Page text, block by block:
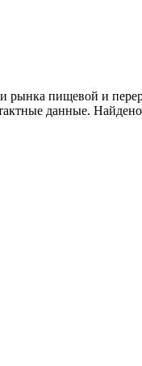
рынка пищевой и
данные. Найдено